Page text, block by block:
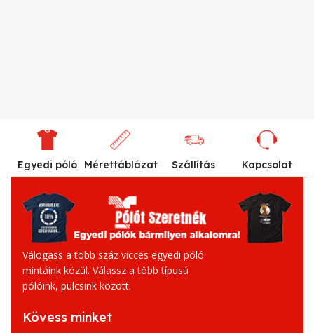
Egyedi póló Mérettáblázat Szállítás Kapcsolat
Válogass a több száz vicces egyedi póló
mintáink közül. Válassz a több típusú
pólóink, pulcsink között.
Kövess minket